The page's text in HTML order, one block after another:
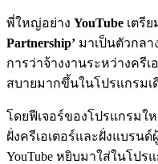
พี่ใหญ่อย่าง YouTube เตรี
Partnership’ มาเป็นตัวกล
การว่าจ้างงานระหว่างครี
สบายมากขึ้นในโปรแกรมเ
โดยฟีเจอร์ของโปรแกรมใ
ฝั่งครีเอเตอร์และฝั่งแบรน
YouTube หยิบมาใส่ในโปร